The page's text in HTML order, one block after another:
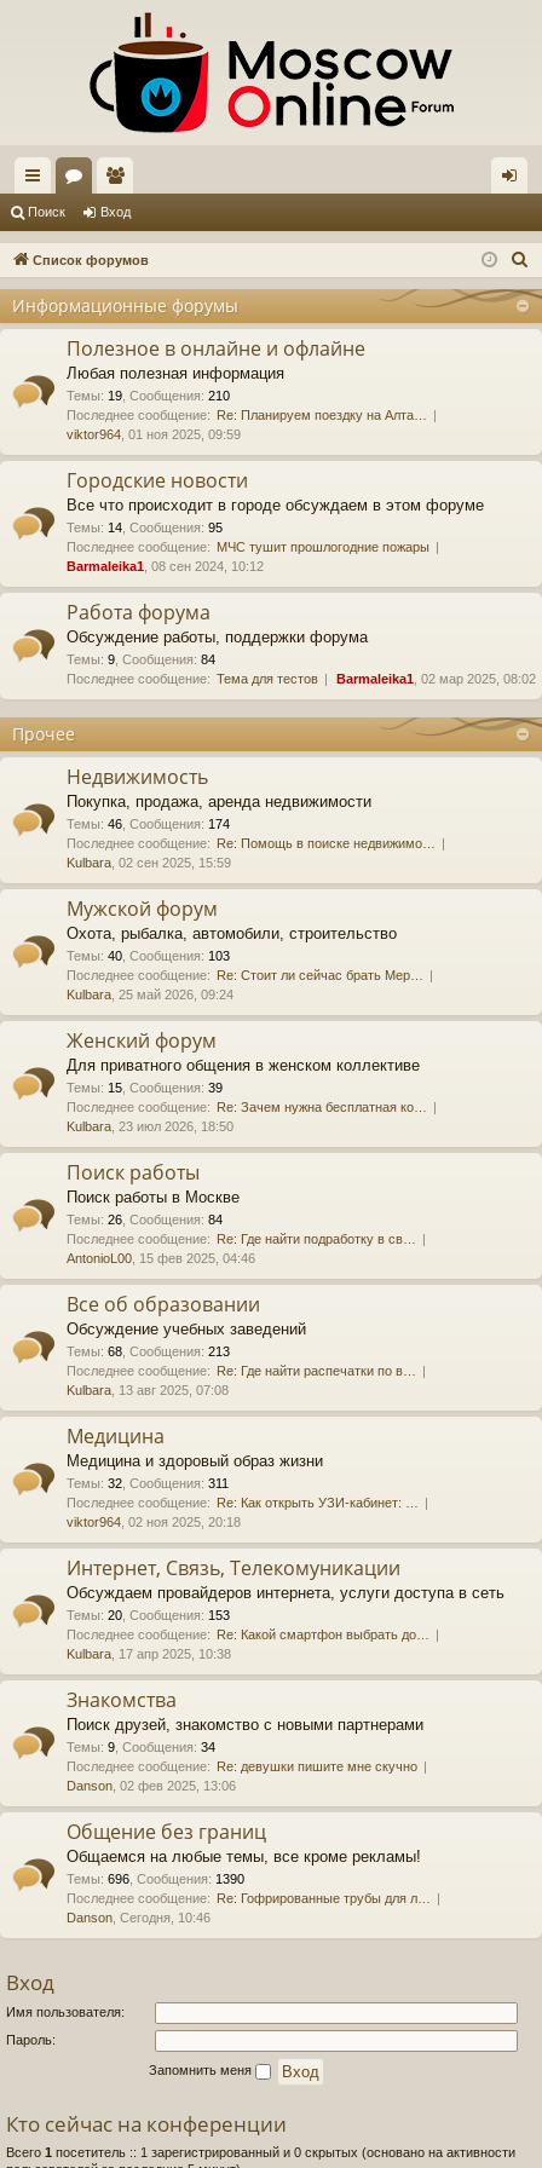
с
ы
и
ум
ол
ьз
ат
ел
и
д
Поиск Вход
Список форумов
Информационные форумы
Полезное в онлайне и офлайне
Любая полезная информация
Темы: 19 Сообщения: 210
Последнее сообщение: Re: Планируем поездку на Алта…
viktor964 , 01 ноя 2025, 09:59
Городские новости
Все что происходит в городе обсуждаем в этом форуме
Темы: 14 Сообщения: 95
Последнее сообщение: МЧС тушит прошлогодние пожары
Barmaleika1 , 08 сен 2024, 10:12
Работа форума
Обсуждение работы, поддержки форума
Темы: 9 Сообщения: 84
Последнее сообщение: Тема для тестов Barmaleika1 , 02 мар 2025, 08:02
Прочее
Недвижимость
Покупка, продажа, аренда недвижимости
Темы: 46 Сообщения: 174
Последнее сообщение: Re: Помощь в поиске недвижимо…
Kulbara , 02 сен 2025, 15:59
Мужской форум
Охота, рыбалка, автомобили, строительство
Темы: 40 Сообщения: 103
Последнее сообщение: Re: Стоит ли сейчас брать Мер…
Kulbara , 25 май 2026, 09:24
Женский форум
Для приватного общения в женском коллективе
Темы: 15 Сообщения: 39
Последнее сообщение: Re: Зачем нужна бесплатная ко…
Kulbara , 23 июл 2026, 18:50
Поиск работы
Поиск работы в Москве
Темы: 26 Сообщения: 84
Последнее сообщение: Re: Где найти подработку в св…
AntonioL00 , 15 фев 2025, 04:46
Все об образовании
Обсуждение учебных заведений
Темы: 68 Сообщения: 213
Последнее сообщение: Re: Где найти распечатки по в…
Kulbara , 13 авг 2025, 07:08
Медицина
Медицина и здоровый образ жизни
Темы: 32 Сообщения: 311
Последнее сообщение: Re: Как открыть УЗИ-кабинет: …
viktor964 , 02 ноя 2025, 20:18
Интернет, Связь, Телекомуникации
Обсуждаем провайдеров интернета, услуги доступа в сеть
Темы: 20 Сообщения: 153
Последнее сообщение: Re: Какой смартфон выбрать до…
Kulbara , 17 апр 2025, 10:38
Знакомства
Поиск друзей, знакомство с новыми партнерами
Темы: 9 Сообщения: 34
Последнее сообщение: Re: девушки пишите мне скучно
Danson , 02 фев 2025, 13:06
Общение без границ
Общаемся на любые темы, все кроме рекламы!
Темы: 696 Сообщения: 1390
Последнее сообщение: Re: Гофрированные трубы для л…
Danson , Сегодня, 10:46
Вход
Имя пользователя:
Пароль:
Запомнить меня
Кто сейчас на конференции
Всего 1 посетитель :: 1 зарегистрированный и 0 скрытых (основано на активности